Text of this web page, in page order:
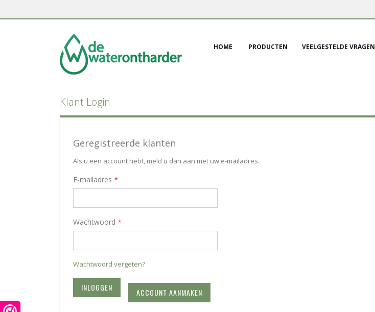
naar
inhoud
HOME PRODUCTEN VEELGESTELDE VRAGEN
Klant Login
Geregistreerde klanten
Als u een account hebt, meld u dan aan met uw e-mailadres.
E-mailadres
Wachtwoord
Wachtwoord vergeten?
INLOGGEN ACCOUNT AANMAKEN